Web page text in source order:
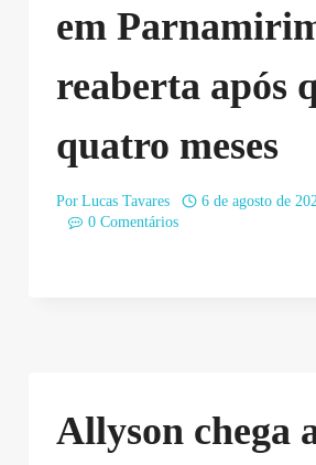
em
reaberta após
quatro meses
Por Lucas Tavares
6 de agosto de
0 Comentários
Allyson chega